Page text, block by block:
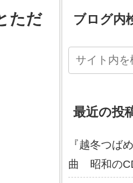
ただ
ブログ内
最近の投
『越冬つ
曲 昭和の